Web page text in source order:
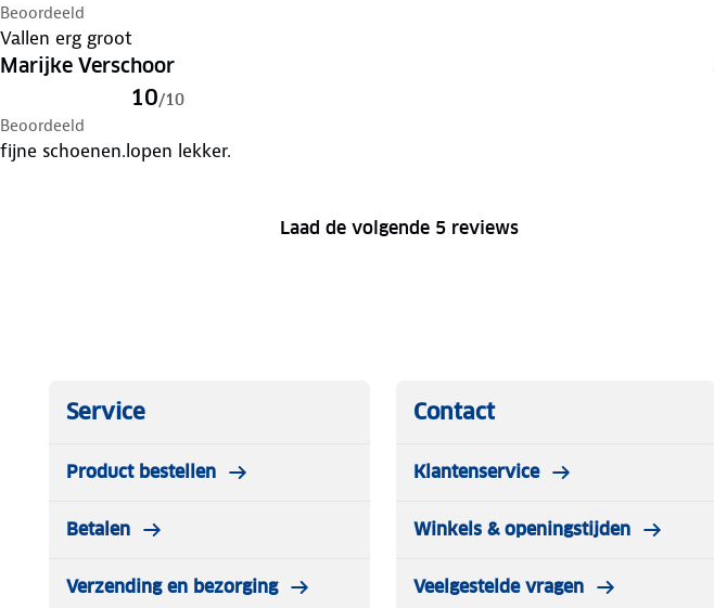
Beoordeeld
Vallen erg groot
Marijke Verschoor
10/10
Beoordeeld
fijne schoenen.lopen lekker.
Laad de volgende 5 reviews
Service
Product bestellen
Betalen
Verzending en bezorging
Contact
Klantenservice
Winkels & openingstijden
Veelgestelde vragen